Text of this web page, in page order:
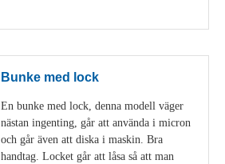
Bunke med lock
En bunke med lock, denna modell väger
nästan ingenting, går att använda i micron
och går även att diska i maskin. Bra
handtag. Locket går att låsa så att man